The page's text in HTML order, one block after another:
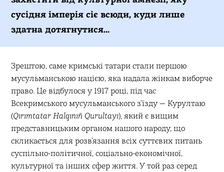
сусідня імперія сіє всюди, куди лише
здатна дотягнутися…
Зрештою, саме кримські татари стали першою
мусульманською нацією, яка надала жінкам виборче
право. Це відбулося у 1917 році, під час
Всекримського мусульманського з’їзду — Курултаю
(QırımtatarHalqınıñ Qurultayı), який є вищим
представницьким органом нашого народу, що
скликається для розв’язання всіх суттєвих питань
суспільно-політичної, соціально-економічної,
культурної та інших сфер життя. У той раз серед